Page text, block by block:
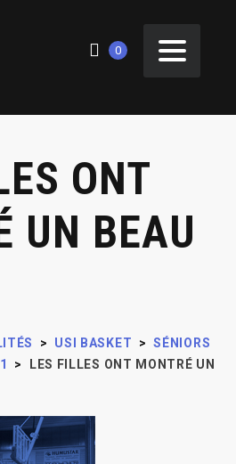
0
ONT
UN BEAU
> USI BASKET > SÉNIORS
>
LES FILLES ONT MONTRÉ UN